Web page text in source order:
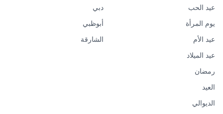
عيد الحب
يوم المرأة
عيد الأم
عيد الميلاد
رمضان
العيد
الديوالي
دبي
أبوظبي
الشارقة